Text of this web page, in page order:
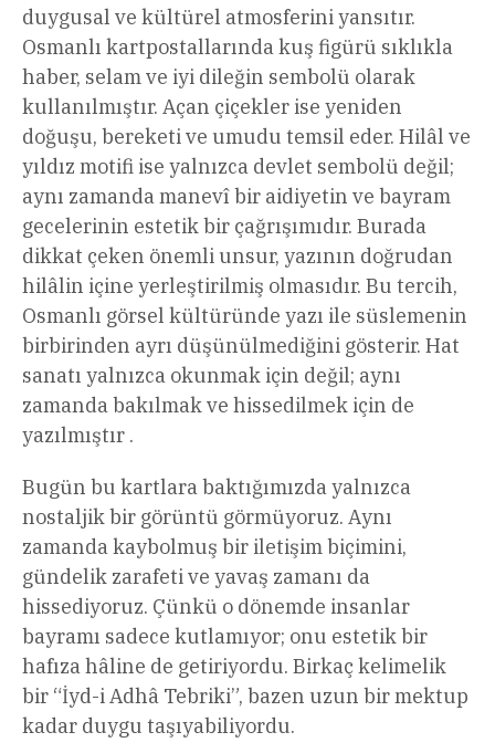
duygusal ve kültürel atmosferini yansıtır.
Osmanlı kartpostallarında kuş figürü sıklıkla
haber, selam ve iyi dileğin sembolü olarak
kullanılmıştır. Açan çiçekler ise yeniden
doğuşu, bereketi ve umudu temsil eder. Hilâl ve
yıldız motifi ise yalnızca devlet sembolü değil;
aynı zamanda manevî bir aidiyetin ve bayram
gecelerinin estetik bir çağrışımıdır. Burada
dikkat çeken önemli unsur, yazının doğrudan
hilâlin içine yerleştirilmiş olmasıdır. Bu tercih,
Osmanlı görsel kültüründe yazı ile süslemenin
birbirinden ayrı düşünülmediğini gösterir. Hat
sanatı yalnızca okunmak için değil; aynı
zamanda bakılmak ve hissedilmek için de
yazılmıştır .
Bugün bu kartlara baktığımızda yalnızca
nostaljik bir görüntü görmüyoruz. Aynı
zamanda kaybolmuş bir iletişim biçimini,
gündelik zarafeti ve yavaş zamanı da
hissediyoruz. Çünkü o dönemde insanlar
bayramı sadece kutlamıyor; onu estetik bir
hafıza hâline de getiriyordu. Birkaç kelimelik
bir “İyd-i Adhâ Tebriki”, bazen uzun bir mektup
kadar duygu taşıyabiliyordu.